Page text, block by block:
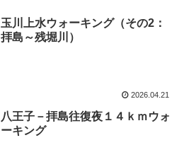
玉川上水ウォーキング（その2：
拝島～残堀川）
2026.04.21
八王子－拝島往復夜１４ｋｍウォ
ーキング